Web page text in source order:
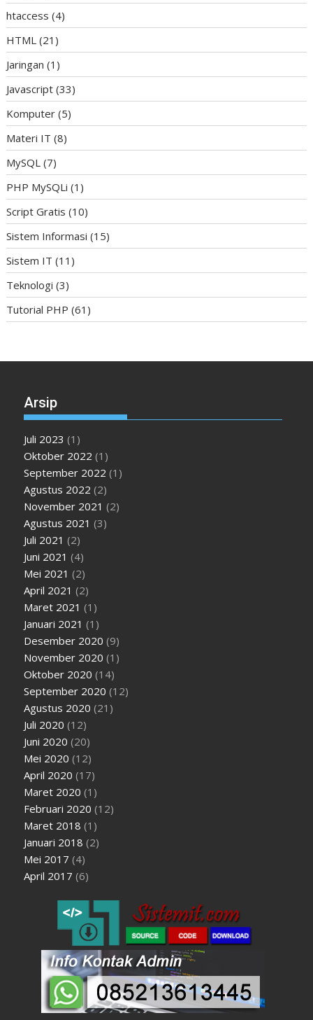
htaccess (4)
HTML (21)
Jaringan (1)
Javascript (33)
Komputer (5)
Materi IT (8)
MySQL (7)
PHP MySQLi (1)
Script Gratis (10)
Sistem Informasi (15)
Sistem IT (11)
Teknologi (3)
Tutorial PHP (61)
Arsip
Juli 2023 (1)
Oktober 2022 (1)
September 2022 (1)
Agustus 2022 (2)
November 2021 (2)
Agustus 2021 (3)
Juli 2021 (2)
Juni 2021 (4)
Mei 2021 (2)
April 2021 (2)
Maret 2021 (1)
Januari 2021 (1)
Desember 2020 (9)
November 2020 (1)
Oktober 2020 (14)
September 2020 (12)
Agustus 2020 (21)
Juli 2020 (12)
Juni 2020 (20)
Mei 2020 (12)
April 2020 (17)
Maret 2020 (1)
Februari 2020 (12)
Maret 2018 (1)
Januari 2018 (2)
Mei 2017 (4)
April 2017 (6)